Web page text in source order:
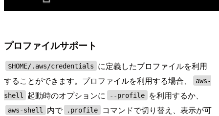
プロファイルサポート
$HOME/.aws/credentials
に定義したプロファイルを利用
することができます。プロファイルを利用する場合、
aws-
shell
起動時のオプションに --profile を利用するか、
aws-shell 内で .profile
コマンドで切り替え、表示が可